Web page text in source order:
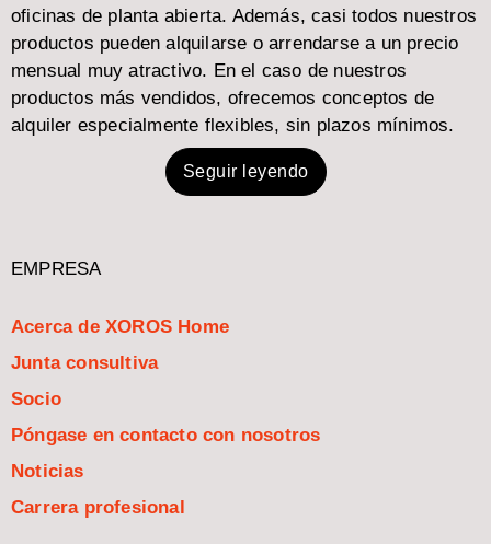
oficinas de planta abierta. Además, casi todos nuestros
productos pueden alquilarse o arrendarse a un precio
mensual muy atractivo. En el caso de nuestros
productos más vendidos, ofrecemos conceptos de
alquiler especialmente flexibles, sin plazos mínimos.
Seguir leyendo
EMPRESA
Acerca de XOROS Home
Junta consultiva
Socio
Póngase en contacto con nosotros
Noticias
Carrera profesional